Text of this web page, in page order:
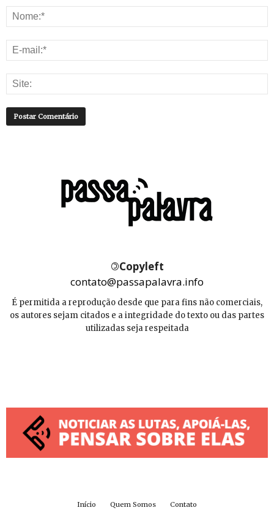
©Copyleft
contato@passapalavra.info
É permitida a reprodução desde que para fins não comerciais,
os autores sejam citados e a integridade do texto ou das partes
utilizadas seja respeitada
Início Quem Somos Contato